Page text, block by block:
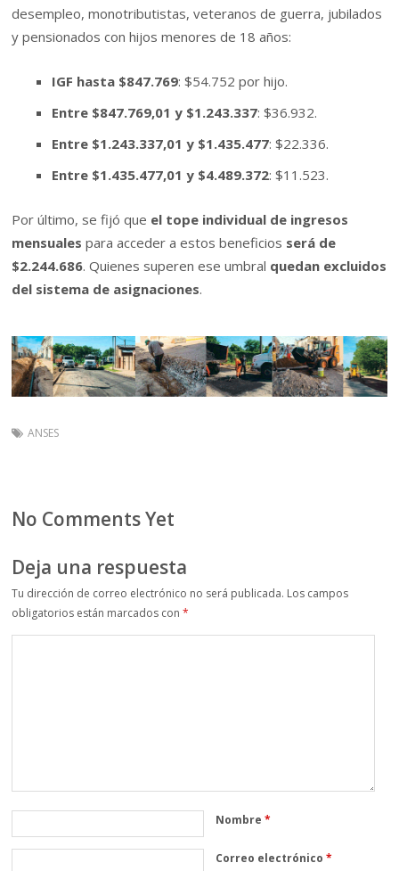
desempleo, monotributistas, veteranos de guerra, jubilados
y pensionados con hijos menores de 18 años:
IGF hasta $847.769: $54.752 por hijo.
Entre $847.769,01 y $1.243.337: $36.932.
Entre $1.243.337,01 y $1.435.477: $22.336.
Entre $1.435.477,01 y $4.489.372: $11.523.
Por último, se fijó que el tope individual de ingresos
mensualespara acceder a estos beneficios será de
$2.244.686. Quienes superen ese umbral quedan excluidos
del sistema de asignaciones.
ANSES
No Comments Yet
Deja una respuesta
Tu dirección de correo electrónico no será publicada. Los campos
obligatorios están marcados con*
Nombre*
Correo electrónico*